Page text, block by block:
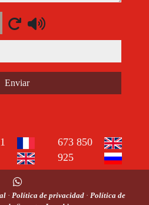
Enviar
673 850
925
· Política de privacidad · Política de